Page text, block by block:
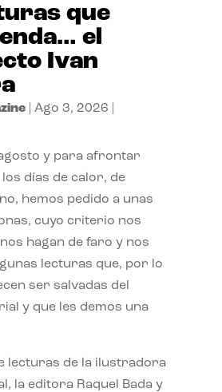
que
el
Ivan
| Ago 3, 2026
y para afrontar
días de calor, de
hemos pedido a unas
cuyo criterio nos
hagan de faro y nos
lecturas que, por lo
ser salvadas del
y que les demos una
lecturas de la ilustradora
la editora Raquel Bada y